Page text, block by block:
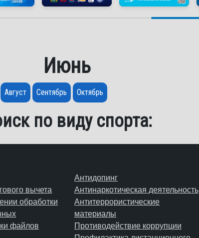
Июнь
Август Сентябрь Октябрь
по виду спорта:
вычета
обработки
файлов
Антидопинг
Антинаркотическая деятельность
Антитеррористические
материалы
Противодействие коррупции